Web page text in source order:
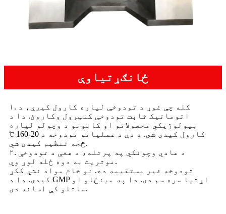
ځانګړتیاوې
۱. کله چې غوړ د تودوخې لپاره کارول کیږي، د
اتوماتیک ثابت تودوخې کنټرول وکاروئ. دا د
بیولوژیکي محصولاتو او کانونو د وچولو لپاره
کارول کیدی شي. د دې د عملیاتو تودوخه د 20-160 ℃
څخه تنظیم کیدی شي.
۲. د عادي وچونکي په پرتله، د هغې د تودوخې
موثریت به دوه ځله لوړ وي.
تودوخه غیر مستقیمه ده. نو خام مواد نشي ککړ
کیدی. دا د GMP اړتیا سره سم دی. دا په مینځلو او
ساتلو کې اسانه دی.